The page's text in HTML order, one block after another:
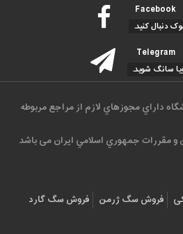
Facebook
دنبال کنید.
Telegram
سانگ شوید.
داراي مجوزهاي لازم از مراجع مربوطه
و مقررات جمهوري اسلامي ايران می باشد
فروش سگ ژرمن فروش سگ گارد